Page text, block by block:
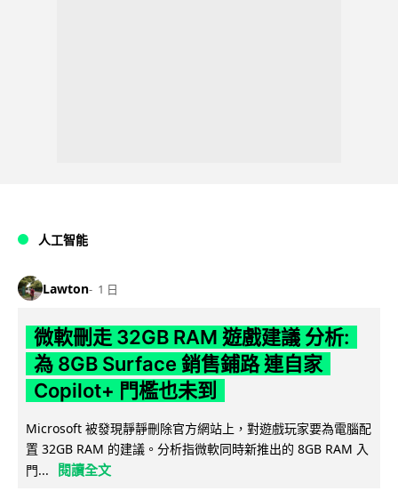
人工智能
Lawton 1 日
微軟刪走 32GB RAM 遊戲建議 分析:
為 8GB Surface 銷售鋪路 連自家
Copilot+ 門檻也未到
Microsoft 被發現靜靜刪除官方網站上，對遊戲玩家要為電腦配
置 32GB RAM 的建議。分析指微軟同時新推出的 8GB RAM 入
門...
閱讀全文